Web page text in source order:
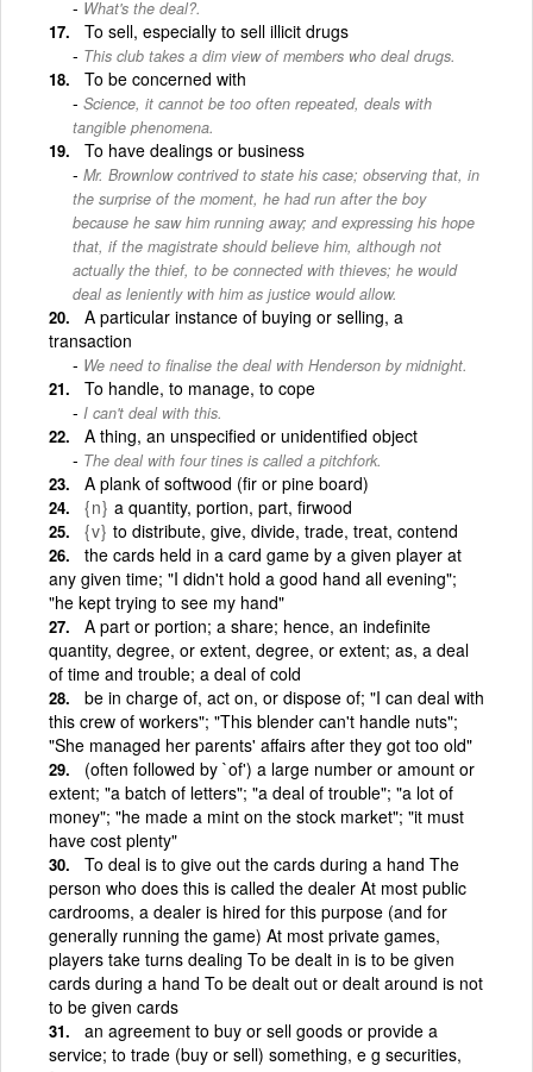
What's the deal?.
To sell, especially to sell illicit drugs
This club takes a dim view of members who deal drugs.
To be concerned with
Science, it cannot be too often repeated, deals with
tangible phenomena.
To have dealings or business
Mr. Brownlow contrived to state his case; observing that, in
the surprise of the moment, he had run after the boy
because he saw him running away; and expressing his hope
that, if the magistrate should believe him, although not
actually the thief, to be connected with thieves; he would
deal as leniently with him as justice would allow.
A particular instance of buying or selling, a
transaction
We need to finalise the deal with Henderson by midnight.
To handle, to manage, to cope
I can't deal with this.
A thing, an unspecified or unidentified object
The deal with four tines is called a pitchfork.
A plank of softwood (fir or pine board)
{n} a quantity, portion, part, firwood
{v} to distribute, give, divide, trade, treat, contend
the cards held in a card game by a given player at
any given time; "I didn't hold a good hand all evening";
"he kept trying to see my hand"
A part or portion; a share; hence, an indefinite
quantity, degree, or extent, degree, or extent; as, a deal
of time and trouble; a deal of cold
be in charge of, act on, or dispose of; "I can deal with
this crew of workers"; "This blender can't handle nuts";
"She managed her parents' affairs after they got too old"
(often followed by `of') a large number or amount or
extent; "a batch of letters"; "a deal of trouble"; "a lot of
money"; "he made a mint on the stock market"; "it must
have cost plenty"
To deal is to give out the cards during a hand The
person who does this is called the dealer At most public
cardrooms, a dealer is hired for this purpose (and for
generally running the game) At most private games,
players take turns dealing To be dealt in is to be given
cards during a hand To be dealt out or dealt around is not
to be given cards
an agreement to buy or sell goods or provide a
service; to trade (buy or sell) something, e g securities,